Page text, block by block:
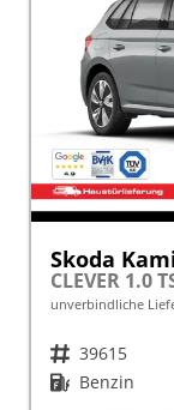
Skoda
unverbindliche
Fahrzeugnr. 39615
Kraftstoff Benzin